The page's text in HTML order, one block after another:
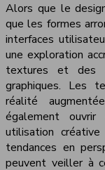
Alors que le
que les formes
interfaces
une exploration
textures et des
graphiques. Les
réalité
également
utilisation
tendances en
peuvent veiller à